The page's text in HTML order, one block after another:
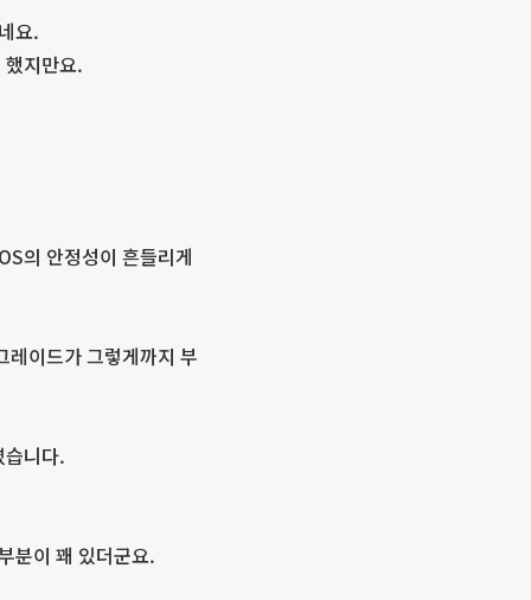
요.
지만요.
의 안정성이 흔들리게
이드가 그렇게까지 부
니다.
분이 꽤 있더군요.